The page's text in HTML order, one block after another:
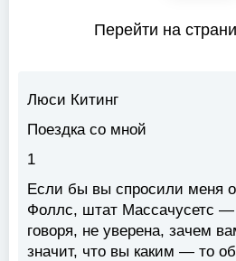
Перейти на
Люси Китинг
Поездка со мной
1
Если бы вы спросили меня
Фоллс, штат Массачусетс —
говоря, не уверена, зачем
значит, что вы каким — то